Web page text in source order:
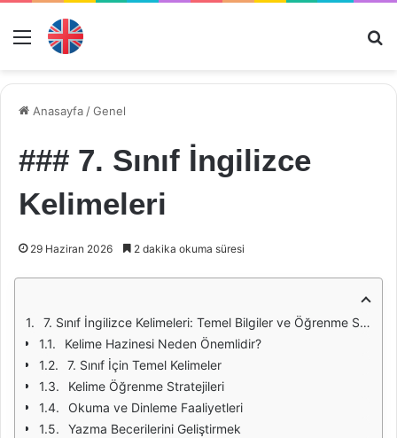
Menü
Anasayfa /Genel
### 7. Sınıf İngilizce
Kelimeleri
29 Haziran 2026 2 dakika okuma süresi
7. Sınıf İngilizce Kelimeleri: Temel Bilgiler ve Öğrenme Stratejileri
Kelime Hazinesi Neden Önemlidir?
7. Sınıf İçin Temel Kelimeler
Kelime Öğrenme Stratejileri
Okuma ve Dinleme Faaliyetleri
Yazma Becerilerini Geliştirmek